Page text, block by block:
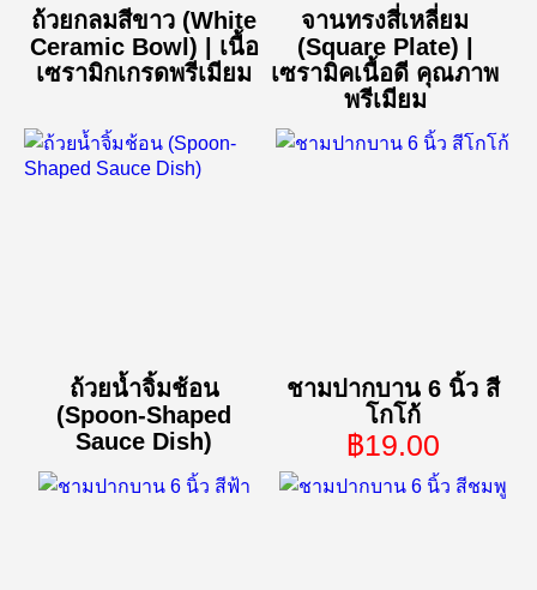
ถ้วยกลมสีขาว (White
Ceramic Bowl) | เนื้อ
เซรามิกเกรดพรีเมียม
จานทรงสี่เหลี่ยม
(Square Plate) |
เซรามิคเนื้อดี คุณภาพ
พรีเมียม
ถ้วยน้ำจิ้มช้อน
(Spoon-Shaped
Sauce Dish)
ชามปากบาน 6 นิ้ว สี
โกโก้
฿19.00